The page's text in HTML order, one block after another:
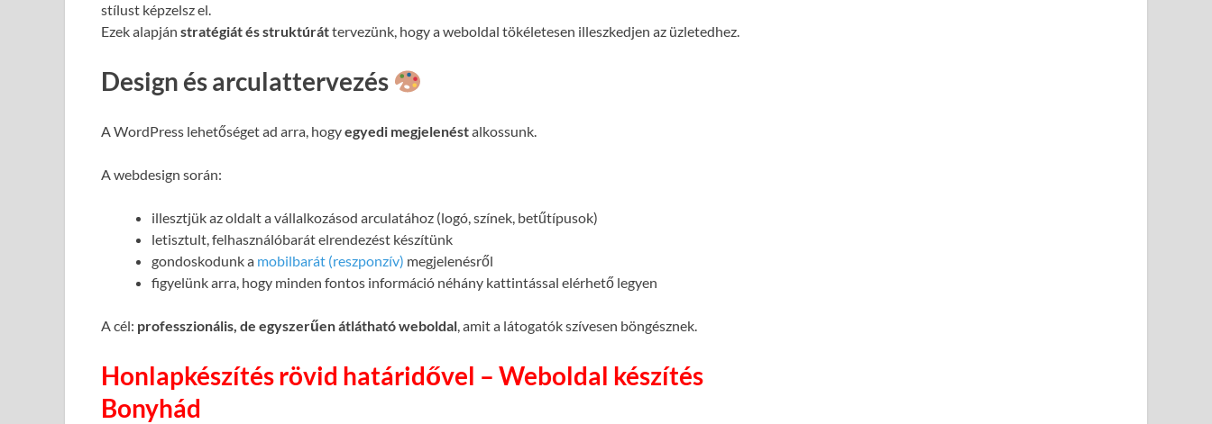
stílust képzelsz el.
Ezek alapján stratégiát és struktúráttervezünk, hogy a weboldal tökéletesen illeszkedjen az üzletedhez.
Design és arculattervezés
A WordPress lehetőséget ad arra, hogyegyedi megjelenéstalkossunk.
A webdesign során:
illesztjük az oldalt a vállalkozásod arculatához (logó, színek, betűtípusok)
letisztult, felhasználóbarát elrendezést készítünk
gondoskodunk a mobilbarát (reszponzív) megjelenésről
figyelünk arra, hogy minden fontos információ néhány kattintással elérhető legyen
A cél: professzionális, de egyszerűen átlátható weboldal , amit a látogatók szívesen böngésznek.
Honlapkészítés rövid határidővel – Weboldal készítés
Bonyhád